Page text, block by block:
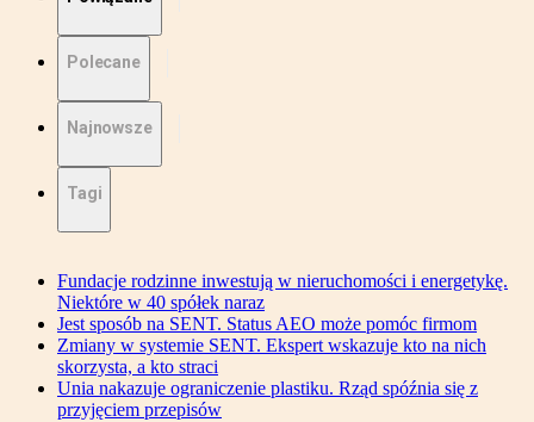
Polecane
Najnowsze
Tagi
Fundacje rodzinne inwestują w nieruchomości i energetykę.
Niektóre w 40 spółek naraz
Jest sposób na SENT. Status AEO może pomóc firmom
Zmiany w systemie SENT. Ekspert wskazuje kto na nich
skorzysta, a kto straci
Unia nakazuje ograniczenie plastiku. Rząd spóźnia się z
przyjęciem przepisów